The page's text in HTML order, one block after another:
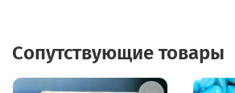
Сопутствующие товары